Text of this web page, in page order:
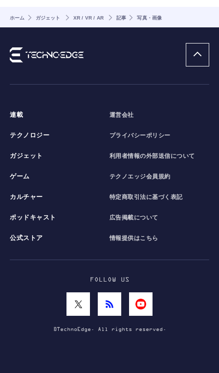
ホーム ガジェット XR / VR / AR 記事 写真・画像
連載
テクノロジー
ガジェット
ゲーム
カルチャー
ポッドキャスト
公式ストア
運営会社
プライバシーポリシー
利用者情報の外部送信について
テクノエッジ会員規約
特定商取引法に基づく表記
広告掲載について
情報提供はこちら
FOLLOW US
©TechnoEdge. All rights reserved.